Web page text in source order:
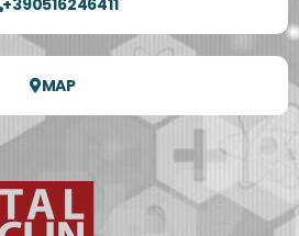
MAP